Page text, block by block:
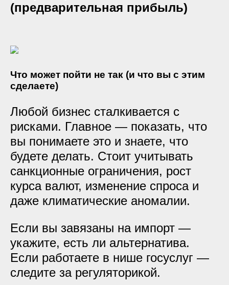
(предварительная прибыль)
Что может пойти не так (и что вы с этим
сделаете)
Любой бизнес сталкивается с
рисками. Главное — показать, что
вы понимаете это и знаете, что
будете делать. Стоит учитывать
санкционные ограничения, рост
курса валют, изменение спроса и
даже климатические аномалии.
Если вы завязаны на импорт —
укажите, есть ли альтернатива.
Если работаете в нише госуслуг —
следите за регуляторикой.